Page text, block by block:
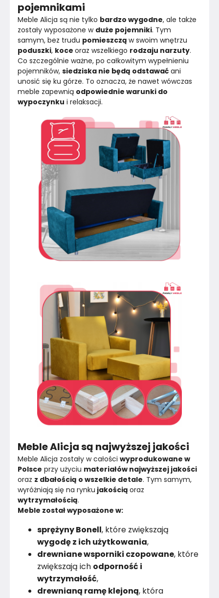
pojemnikami
Meble Alicja są nie tylko bardzo wygodne, ale także
zostały wyposażone w duże pojemniki. Tym
samym, bez trudu pomieszczą w swoim wnętrzu
poduszki, koce oraz wszelkiego rodzaju narzuty.
Co szczególnie ważne, po całkowitym wypełnieniu
pojemników, siedziska nie będą odstawać ani
unosić się ku górze. To oznacza, że nawet wówczas
meble zapewnią odpowiednie warunki do
wypoczynku i relaksacji.
Meble Alicja są najwyższej jakości
Meble Alicja zostały w całości wyprodukowane w
Polsce przy użyciu materiałów najwyższej jakości
oraz z dbałością o wszelkie detale. Tym samym,
wyróżniają się na rynku jakością oraz
wytrzymałością.
Meble został wyposażone w:
sprężyny Bonell, które zwiększają
wygodę z ich użytkowania,
drewniane wsporniki czopowane, które
zwiększają ich odporność i
wytrzymałość,
drewnianą ramę klejoną, która